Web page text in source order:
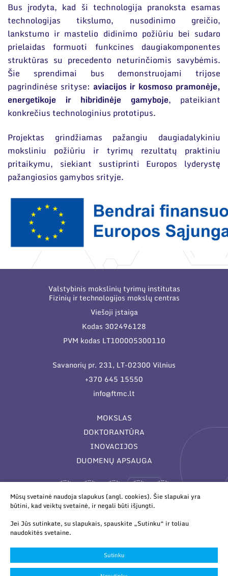
Bus įrodyta, kad ši technologija pranoksta esamas
technologijas tikslumo, nusodinimo greičio,
lankstumo ir mastelio didinimo požiūriu bei sudaro
prielaidas formuoti funkcines daugiakomponentes
struktūras su precedento neturinčiomis savybėmis.
Šie sprendimai bus demonstruojami trijose
pagrindinėse srityse: aviacijos ir kosmoso pramonėje,
energetikoje ir hibridinėje gamyboje, pateikiant
konkrečius technologinius prototipus.
Projektas grindžiamas pažangiu daugiadalykiniu
moksliniu požiūriu ir tyrimų rezultatų praktiniu
pritaikymu, siekiant sustiprinti Europos lyderystę
pažangiosios gamybos srityje.
Valstybinis mokslinių tyrimų institutas
Fizinių ir technologijos mokslų centras
Viešoji įstaiga
Kodas 302496128
PVM kodas LT100005300110
Savanorių pr. 231, LT-02300 Vilnius
+370 645 15550
info@ftmc.lt
MOKSLAS
DOKTORANTŪRA
INOVACIJOS
DUOMENŲ APSAUGA
© 2026 Valstybinis mokslinių tyrimų institutas Fizinių ir
technologijos mokslų centras. Duomenys kaupiami ir saugomi
Juridinių asmenų registre.
Slapukų parinktys
Mūsų svetainė naudoja slapukus (angl. cookies). Šie slapukai yra
būtini, kad veiktų svetainė, ir negali būti išjungti.
Jei Jūs sutinkate, su slapukais, spauskite „Sutinku“ ir toliau
naudokitės svetaine.
Sutinku